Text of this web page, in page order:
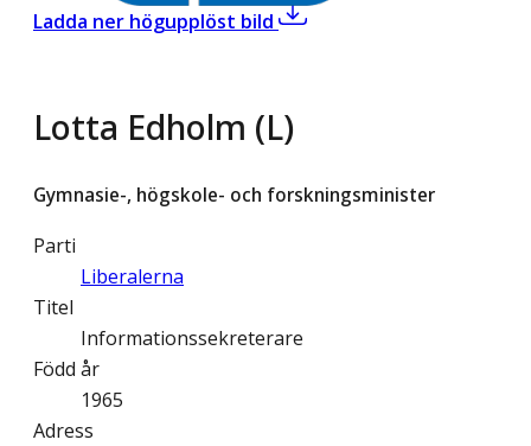
Ladda ner högupplöst bild,Lotta Edholm (L)
Lotta Edholm (L)
Gymnasie-, högskole- och forskningsminister
Parti
Liberalerna
Titel
Informationssekreterare
Född år
1965
Adress